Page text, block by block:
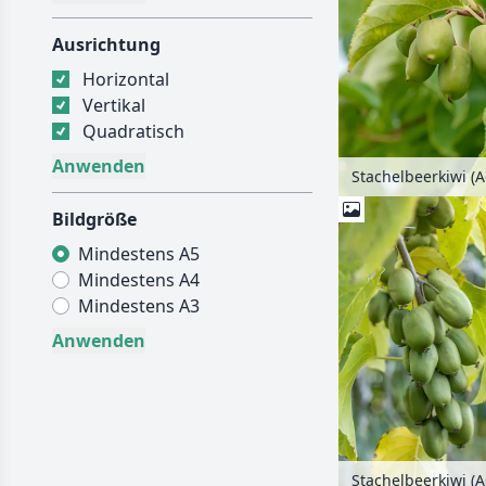
Ausrichtung
Horizontal
Vertikal
Quadratisch
Bildgröße
Mindestens A5
Mindestens A4
Mindestens A3